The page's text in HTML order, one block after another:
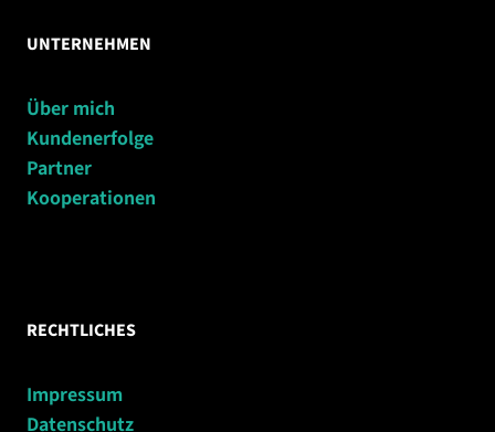
UNTERNEHMEN
Über mich
Kundenerfolge
Partner
Kooperationen
RECHTLICHES
Impressum
Datenschutz